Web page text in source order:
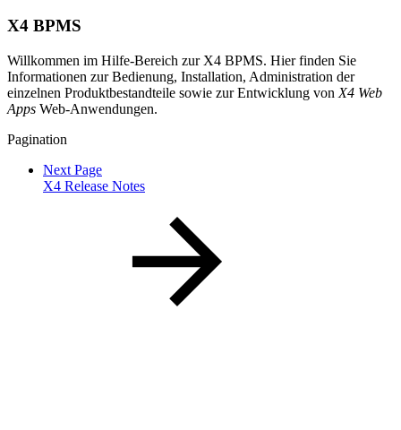
X4 BPMS
Willkommen im Hilfe-Bereich zur X4 BPMS. Hier finden Sie
Informationen zur Bedienung, Installation, Administration der
einzelnen Produktbestandteile sowie zur Entwicklung von X4 Web
Apps Web-Anwendungen.
Pagination
Next Page
X4 Release Notes